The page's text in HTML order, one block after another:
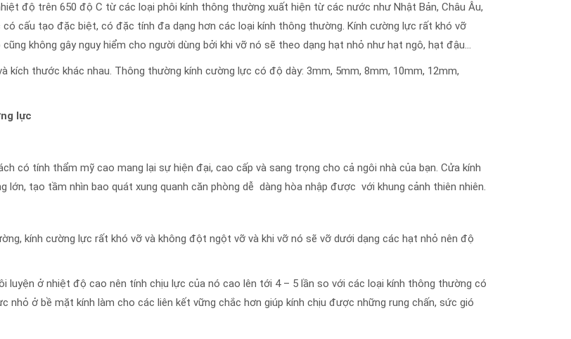
độ trên 650 độ C từ các loại phôi kính thông thường xuất hiện từ các nước như Nhật Bản, Châu Âu,
có cấu tạo đặc biệt, có đặc tính đa dạng hơn các loại kính thông thường. Kính cường lực rất khó vỡ
không gây nguy hiểm cho người dùng bởi khi vỡ nó sẽ theo dạng hạt nhỏ như hạt ngô, hạt đậu…
kích thước khác nhau. Thông thường kính cường lực có độ dày: 3mm, 5mm, 8mm, 10mm, 12mm,
lực
có tính thẩm mỹ cao mang lại sự hiện đại, cao cấp và sang trọng cho cả ngôi nhà của bạn. Cửa kính
lớn, tạo tầm nhìn bao quát xung quanh căn phòng dễ dàng hòa nhập được với khung cảnh thiên nhiên.
kính cường lực rất khó vỡ và không đột ngột vỡ và khi vỡ nó sẽ vỡ dưới dạng các hạt nhỏ nên độ
luyện ở nhiệt độ cao nên tính chịu lực của nó cao lên tới 4 – 5 lần so với các loại kính thông thường có
nhỏ ở bề mặt kính làm cho các liên kết vững chắc hơn giúp kính chịu được những rung chấn, sức gió